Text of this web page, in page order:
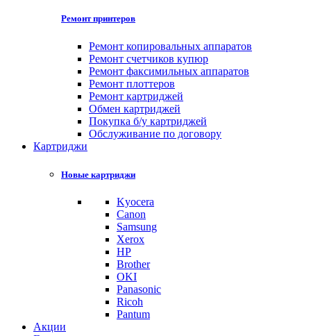
Ремонт принтеров
Ремонт копировальных аппаратов
Ремонт счетчиков купюр
Ремонт факсимильных аппаратов
Ремонт плоттеров
Ремонт картриджей
Обмен картриджей
Покупка б/у картриджей
Обслуживание по договору
Картриджи
Новые картриджи
Kyocera
Canon
Samsung
Xerox
HP
Brother
OKI
Panasonic
Ricoh
Pantum
Акции